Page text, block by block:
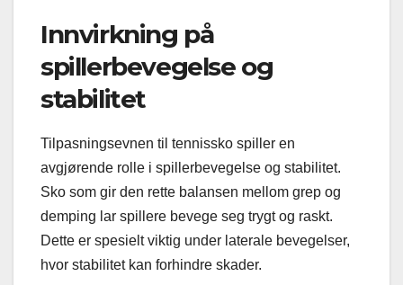
Innvirkning på
spillerbevegelse og
stabilitet
Tilpasningsevnen til tennissko spiller en
avgjørende rolle i spillerbevegelse og stabilitet.
Sko som gir den rette balansen mellom grep og
demping lar spillere bevege seg trygt og raskt.
Dette er spesielt viktig under laterale bevegelser,
hvor stabilitet kan forhindre skader.